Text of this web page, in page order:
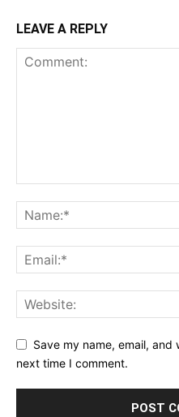
LEAVE A REPLY
Save my name, email,
next time I comment.